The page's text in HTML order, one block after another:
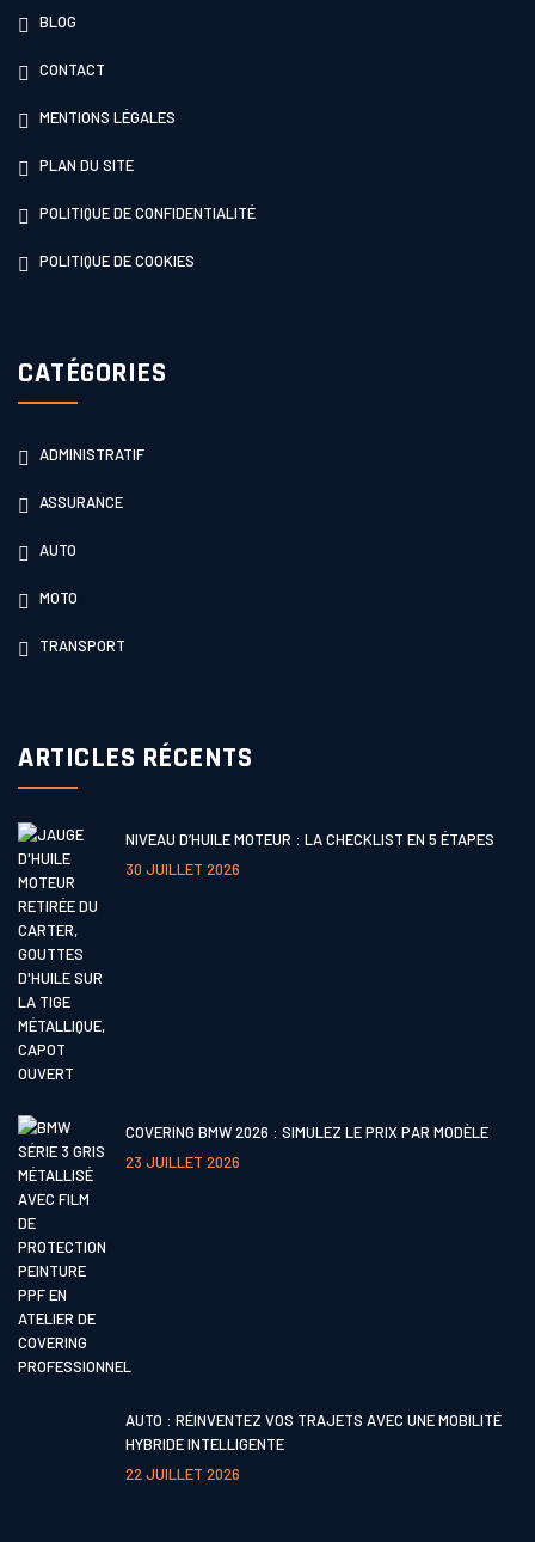
BLOG
CONTACT
MENTIONS LÉGALES
PLAN DU SITE
POLITIQUE DE CONFIDENTIALITÉ
POLITIQUE DE COOKIES
CATÉGORIES
ADMINISTRATIF
ASSURANCE
AUTO
MOTO
TRANSPORT
ARTICLES RÉCENTS
NIVEAU D’HUILE MOTEUR : LA CHECKLIST EN 5 ÉTAPES
30 JUILLET 2026
COVERING BMW 2026 : SIMULEZ LE PRIX PAR MODÈLE
23 JUILLET 2026
AUTO : RÉINVENTEZ VOS TRAJETS AVEC UNE MOBILITÉ
HYBRIDE INTELLIGENTE
22 JUILLET 2026